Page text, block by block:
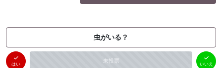
虫がいる？
はい 未投票
いいえ
（ 0件）
いいえ